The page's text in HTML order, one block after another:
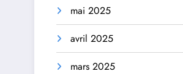
mai 2025
avril 2025
mars 2025